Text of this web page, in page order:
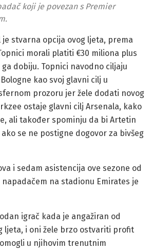
koji je povezan s Premier
je stvarna opcija ovog ljeta, prema
morali platiti €30 miliona plus
ga dobiju. Topnici navodno ciljaju
kao svoj glavni cilj u
prozoru jer žele dodati novog
ostaje glavni cilj Arsenala, kako
ali također spominju da bi Artetin
se ne postigne dogovor za bivšeg
i sedam asistencija ove sezone od
napadačem na stadionu Emirates je
igrač kada je angažiran od
ljeta, i oni žele brzo ostvariti profit
u njihovim trenutnim